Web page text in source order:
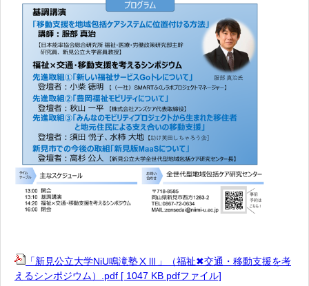
「新見公立大学NiU鳴滝塾ⅩⅢ」（福祉✖交通・移動支援を考
えるシンポジウム）.pdf [ 1047 KB pdfファイル]